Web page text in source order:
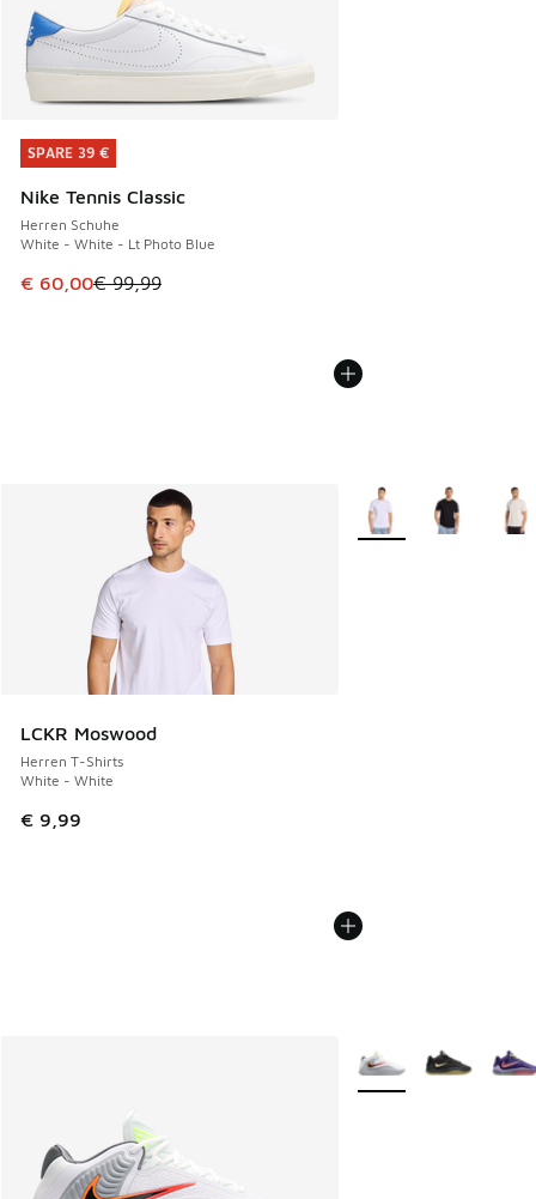
SPARE 39 €
Nike Tennis Classic
Herren Schuhe
White - White - Lt Photo Blue
Dieser Artikel ist im Sale. Der Preis ist von € 99,99 auf €
€ 60,00€ 99,99
SPARE 39 €
LCKR Moswood
Herren T-Shirts
White - White
€ 9,99
Weitere Farben
Weitere Farben